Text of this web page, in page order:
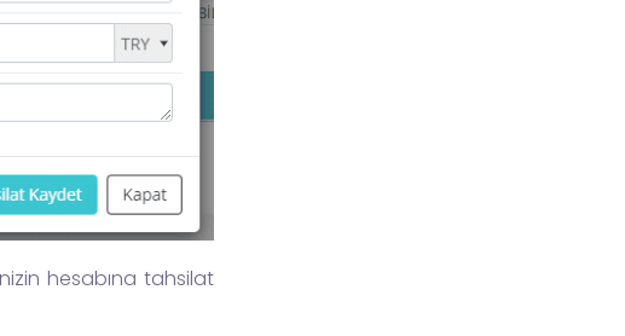
hesabına tahsilat